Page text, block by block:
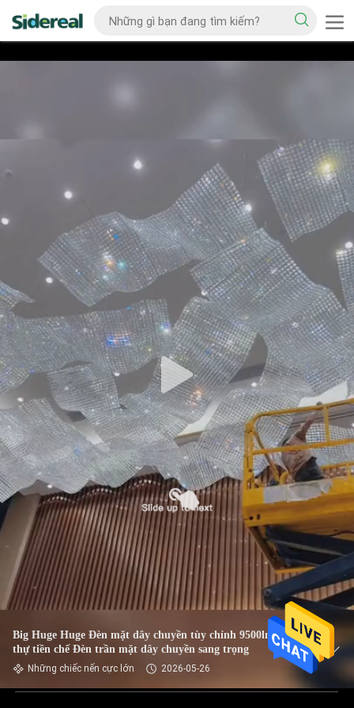
Big Huge Huge Đèn mặt dây chuyền tùy chỉnh 9500lm Biệt
thự tiền chế Đèn trần mặt dây chuyền sang trọng
Những chiếc nến cực lớn 2026-05-26